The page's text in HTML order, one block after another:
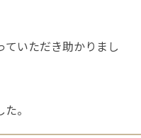
いただき助かりまし
。